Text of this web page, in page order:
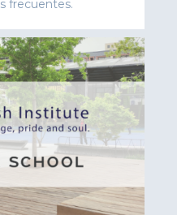
frecuentes.